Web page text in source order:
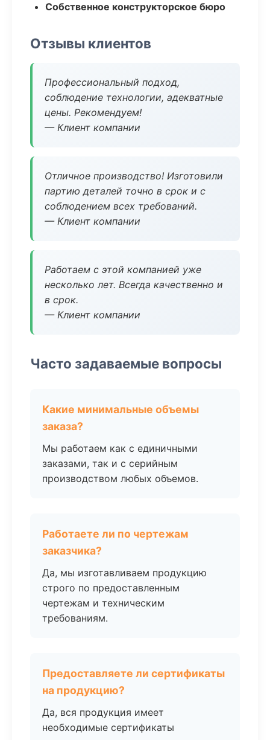
Собственное конструкторское бюро
Отзывы клиентов
Профессиональный подход,
соблюдение технологии, адекватные
цены. Рекомендуем!
— Клиент компании
Отличное производство! Изготовили
партию деталей точно в срок и с
соблюдением всех требований.
— Клиент компании
Работаем с этой компанией уже
несколько лет. Всегда качественно и
в срок.
— Клиент компании
Часто задаваемые вопросы
Какие минимальные объемы
заказа?
Мы работаем как с единичными
заказами, так и с серийным
производством любых объемов.
Работаете ли по чертежам
заказчика?
Да, мы изготавливаем продукцию
строго по предоставленным
чертежам и техническим
требованиям.
Предоставляете ли сертификаты
на продукцию?
Да, вся продукция имеет
необходимые сертификаты